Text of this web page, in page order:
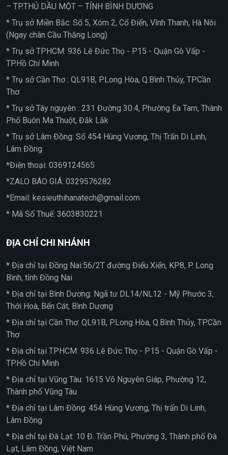
– TP.THỦ DẦU MỘT – TỈNH BÌNH DƯƠNG
* Trụ sở Miền Bắc: Số 5, Xóm 2, Cổ Điển, Vĩnh Thanh, Hà Nôi
(Ngay chân Cầu Thăng Long)
* Trụ sở TPHCM: 936 Lê Đức Thọ - P15 - Quận Gò Vấp -
TP.Hồ Chí Minh
* Trụ sở Cần Thơ : QL91B, P.Long Hòa, Q.Bình Thủy, TP.Cần
Thơ
* Trụ sở Tây nguyên : 231 Đường 30.4, Phường Ea Tam, Thành
Phố Buôn Ma Thuột, Đắk Lắk
* Trụ sở Lâm Đồng: Số 454 Hùng Vương, Thị Trấn Di Linh,
Lâm Đồng
*Điện thoại: 0369124565
*ZALO BÁO GIÁ: 0329576282
*Email: kesieuthihanatech@gmail.com
* Mã Số Thuế: 3603830221
ĐỊA CHỈ CHI NHÁNH
* Địa chỉ tại Đồng Nai:56/2T đường Điểu Xiển, KP8, P. Long
Bình, tỉnh Đồng Nai
* Địa chỉ tại Bình Dương: Ngã tư DL14/NL12 - Mỹ Phước 3,
Thới Hoà, Bến Cát, Bình Dương
* Địa chỉ tại Cần Thơ: QL91B, P.Long Hòa, Q.Bình Thủy, TP.Cần
Thơ
* Địa chỉ tại TPHCM: 936 Lê Đức Thọ - P15 - Quận Gò Vấp -
TP.Hồ Chí Minh
* Địa chỉ tại Vũng Tàu: 1615 Võ Nguyên Giáp, Phường 12,
Thành phố Vũng Tàu
* Địa chỉ tại Lâm Đồng: 454 Hùng Vương, Thị trấn Di Linh,
Lâm Đồng
* Địa chỉ tại Đà Lạt: 10 Đ. Trần Phú, Phường 3, Thành phố Đà
Lạt, Lâm Đồng, Việt Nam